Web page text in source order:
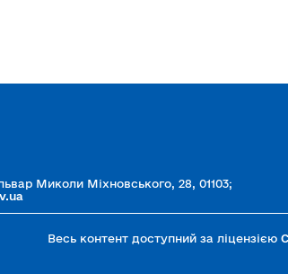
Миколи Міхновського, 28, 01103;
Весь контент доступний за ліцензією